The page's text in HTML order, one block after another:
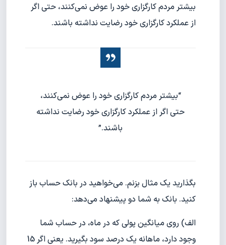
بیشتر مردم کارگزاری خود را عوض نمی‌کنند، حتی اگر
از عملکرد کارگزاری خود رضایت نداشته باشند.
“بیشتر مردم کارگزاری خود را عوض نمی‌کنند،
حتی اگر از عملکرد کارگزاری خود رضایت نداشته
باشند.”
بگذارید یک مثال بزنم. می‌خواهید در بانک حساب باز
کنید. بانک به شما دو پیشنهاد می‌دهد:
الف) روی میانگین پولی که در ماه، در حساب شما
وجود دارد، ماهانه یک درصد سود بگیرید. یعنی اگر 15